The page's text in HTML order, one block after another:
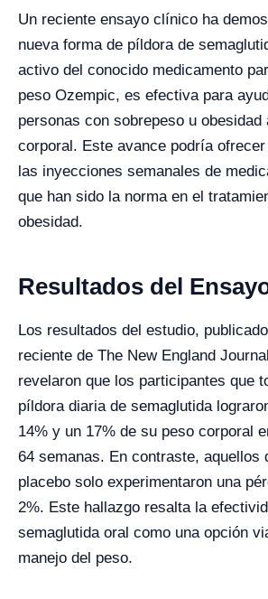
Un reciente ensayo clínico ha
nueva forma de píldora de
activo del conocido medicamento
peso Ozempic, es efectiva para
personas con sobrepeso u
corporal. Este avance podría
las inyecciones semanales de
que han sido la norma en el
obesidad.
Resultados del
Los resultados del estudio,
reciente de The New England
revelaron que los participantes que
píldora diaria de semaglutida
14% y un 17% de su peso corporal
64 semanas. En contraste, aquellos
placebo solo experimentaron una
2%. Este hallazgo resalta la
semaglutida oral como una opción
manejo del peso.